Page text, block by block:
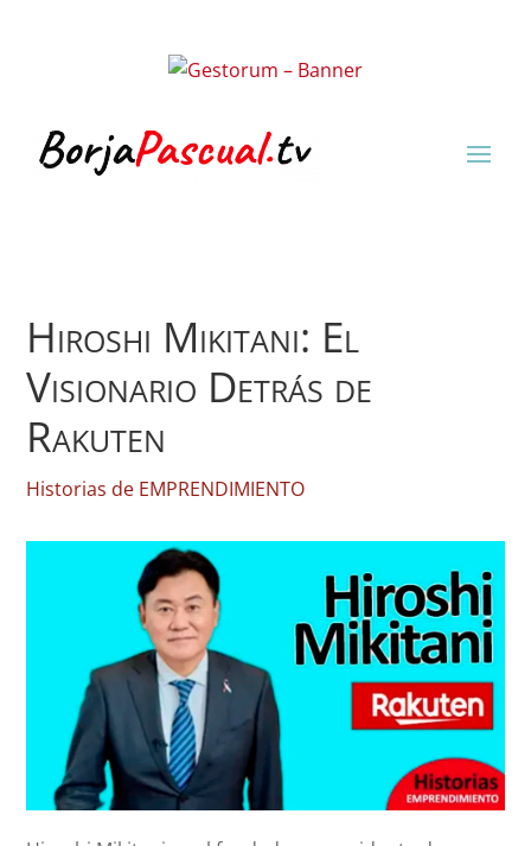
Hiroshi Mikitani: El
Visionario Detrás de
Rakuten
Historias de EMPRENDIMIENTO